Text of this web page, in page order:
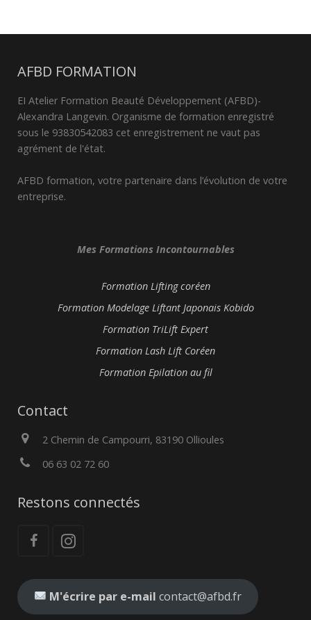
AFBD FORMATION
EI Atelier Formation Beauté Développement (AFBD)-
Alexandra Langevin. Organisme de formation enregistré
sous le 93830542083 cet enregistrement ne vaut pas
agrément de l'état.
AFBD formation, votre partenaire dans l’évolution de votre
entreprise.
Mes Formations Incontournables
Formation Lifting coréen
Formation Modelage Liftant Japonais Kobido
Formation TriLift Expert
Formation Lash Lift Coréen
Formation Epilation au fil
Contact
2 Chemin de Campourri, 83190 Ollioules
06 63 02 72 60
Restons connectés
M'écrire par e-mail contact@afbd.fr